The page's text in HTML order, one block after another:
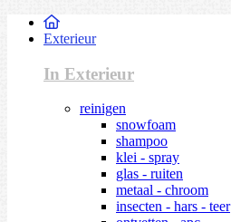
Exterieur
In Exterieur
reinigen
snowfoam
shampoo
klei - spray
glas - ruiten
metaal - chroom
insecten - hars - teer